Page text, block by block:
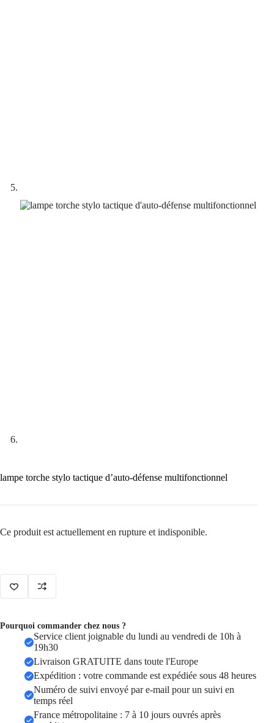
lampe torche stylo tactique d’auto-défense multifonctionnel
Ce produit est actuellement en rupture et indisponible.
Pourquoi commander chez nous ?
Service client joignable du lundi au vendredi de 10h à
19h30
Livraison GRATUITE dans toute l'Europe
Expédition : votre commande est expédiée sous 48 heures
Numéro de suivi envoyé par e-mail pour un suivi en
temps réel
France métropolitaine : 7 à 10 jours ouvrés après